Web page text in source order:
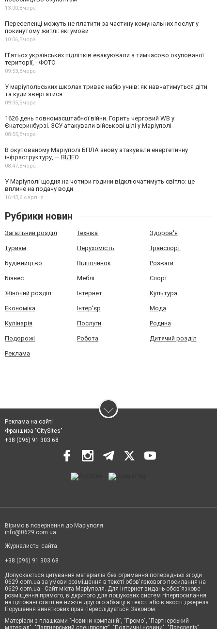
13:00,Вчора
Переселенці можуть не платити за частину комунальних послуг у
покинутому житлі: які умови
10:06,Вчора
П’ятьох українських підлітків евакуювали з тимчасово окупованої
території, - ФОТО
09:53,Вчора
У маріупольських школах триває набір учнів: як навчатимуться діти
та куди звертатися
09:35,Вчора
1626 день повномасштабної війни. Горить черговий WB у
Єкатеринбурзі. ЗСУ атакували військові цілі у Маріуполі
08:55,Вчора
В окупованому Маріуполі БПЛА знову атакували енергетичну
інфраструктуру, — ВІДЕО
08:47,Вчора
У Маріуполі щодня на чотири години відключатимуть світло: це
вплине на подачу води
16:45,6 серпня
Рубрики новин
Загальний розділ Техніка Здоров'я
Туризм Нерухомість Транспорт
Будівництво Відпочинок Розваги
Бізнес Меблі Спорт
Жіночий розділ Інтернет Культура
Економіка Інтер'єр Мода
Кулінарія Послуги Родина
Подорожі Робота Дитячий розділ
Реклама
Реклама на сайті
Франшиза "CitySites"
+38 (096) 91 303 68
Віримо в повернення до Маріуполя
info@0629.com.ua
Журналисты сайта
+38 (096) 91 303 68
Допускається цитування матеріалів без отримання попередньої згоди
0629.com.ua за умови розміщення в тексті обов'язкового посилання на
0629.com.ua - Сайт міста Маріуполя. Для інтернет-видань обов'язкове
розміщення прямого, відкритого для пошукових систем гіперпосилання
на цитовані статті не нижче другого абзацу в тексті або в якості джерела.
Порушення виняткових прав переслідується Законом.
Матеріали з плашками "Новини компаній", "Промо", "Партнерський
матеріал", "Партнерський спецпроєкт", "Політичні новини", "Пресреліз",